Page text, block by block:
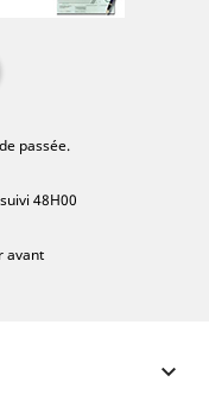
passée.
48H00
avant
